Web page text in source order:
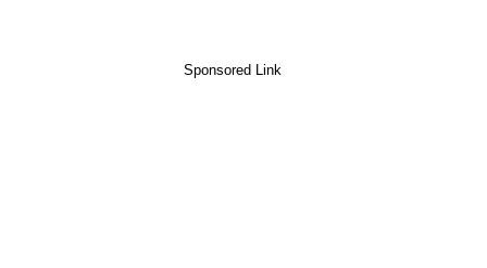
Sponsored Link